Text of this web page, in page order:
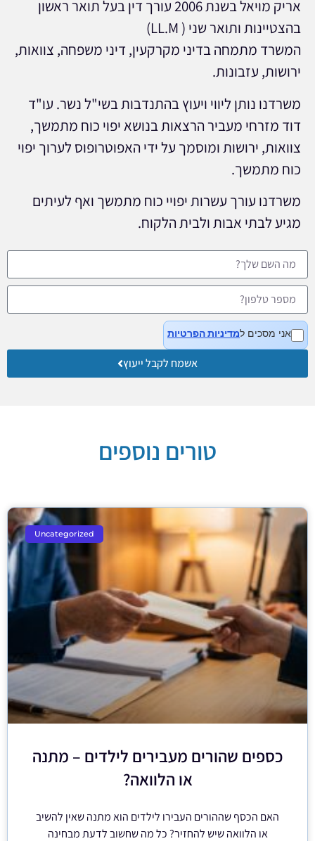
אריק מויאל בשנת 2006 עורך דין בעל תואר ראשון
בהצטיינות ותואר שני ( LL.M)
המשרד מתמחה בדיני מקרקעין, דיני משפחה, צוואות,
ירושות, עזבונות.
משרדנו נותן ליווי ויעוץ בהתנדבות בשי"ל נשר. עו"ד
דוד מזרחי מעביר הרצאות בנושא יפוי כוח מתמשך,
צוואות, ירושות ומוסמך על ידי האפוטרופוס לערוך יפוי
כוח מתמשך.
משרדנו עורך עשרות יפויי כוח מתמשך ואף לעיתים
מגיע לבתי אבות ולבית הלקוח.
אני מסכים למדיניות הפרטיות
אשמח לקבל ייעוץ
טורים נוספים
Uncategorized
כספים שהורים מעבירים לילדים – מתנה
או הלוואה?
האם הכסף שההורים העבירו לילדים הוא מתנה שאין להשיב
או הלוואה שיש להחזיר? כל מה שחשוב לדעת מבחינה